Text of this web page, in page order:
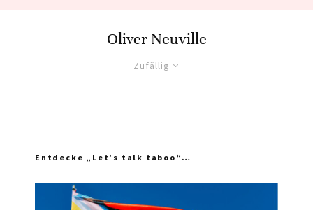
Oliver Neuville
Zufällig
Entdecke „Let’s talk taboo“…